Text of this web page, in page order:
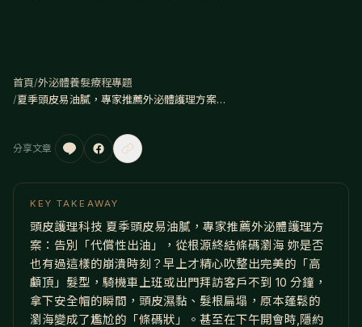
首頁/外泌體養髮療程專題
/
夏季頭皮易油膩，專家推薦外泌體護理方案：告別「代償性出油」，從根源終結條碼瀏海
分享文章
KEY TAKEAWAY
頭皮護理科技 夏季頭皮易油膩，專家推薦外泌體護理方
案：告別「代償性出油」，從根源終結條碼瀏海 妳是否
也有過這樣的崩潰時刻？早上才精心吹整出完美的「高
顱頂」髮型，騎機車上班或出門拜訪客戶不到 10 分鐘，
拿下安全帽的瞬間，頭皮濕黏、髮根扁塌，原本蓬鬆的
瀏海變成了尷尬的「條碼狀」。甚至在下午開會時,隱約